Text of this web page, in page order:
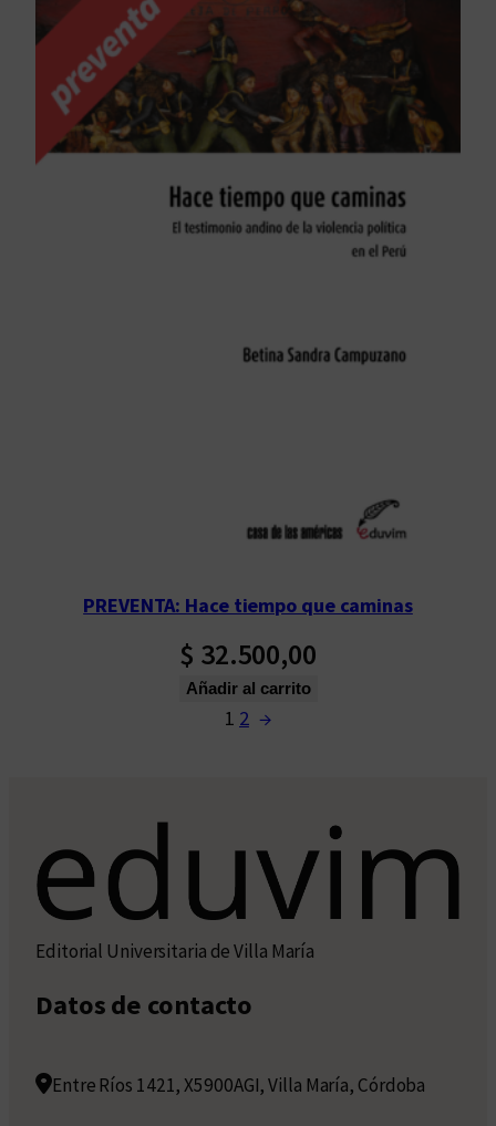
PREVENTA: Hace tiempo que caminas
$ 32.500,00
Añadir al carrito
1 2 →
Editorial Universitaria de Villa María
Datos de contacto
Entre Ríos 1421, X5900AGI, Villa María, Córdoba